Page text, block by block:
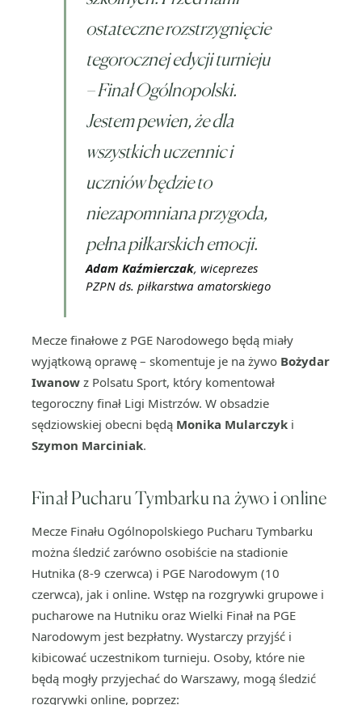
ostateczne rozstrzygnięcie
tegorocznej edycji turnieju
– Finał Ogólnopolski.
Jestem pewien, że dla
wszystkich uczennic i
uczniów będzie to
niezapomniana przygoda,
pełna piłkarskich emocji.
Adam Kaźmierczak, wiceprezes
PZPN ds. piłkarstwa amatorskiego
Mecze finałowe z PGE Narodowego będą miały
wyjątkową oprawę – skomentuje je na żywo Bożydar
Iwanow z Polsatu Sport, który komentował
tegoroczny finał Ligi Mistrzów. W obsadzie
sędziowskiej obecni będą Monika Mularczyk i
Szymon Marciniak.
Finał Pucharu Tymbarku na żywo i online
Mecze Finału Ogólnopolskiego Pucharu Tymbarku
można śledzić zarówno osobiście na stadionie
Hutnika (8-9 czerwca) i PGE Narodowym (10
czerwca), jak i online. Wstęp na rozgrywki grupowe i
pucharowe na Hutniku oraz Wielki Finał na PGE
Narodowym jest bezpłatny. Wystarczy przyjść i
kibicować uczestnikom turnieju. Osoby, które nie
będą mogły przyjechać do Warszawy, mogą śledzić
rozgrywki online, poprzez: